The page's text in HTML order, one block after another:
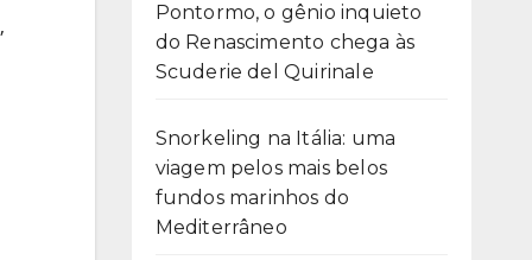
Pontormo, o gênio inquieto
do Renascimento chega às
Scuderie del Quirinale
Snorkeling na Itália: uma
viagem pelos mais belos
fundos marinhos do
Mediterrâneo